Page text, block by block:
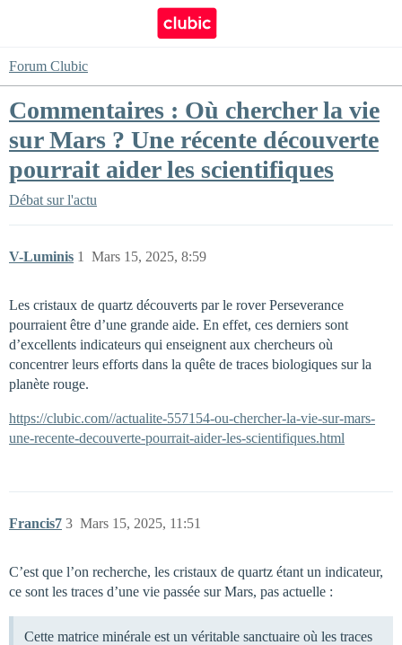
Forum Clubic
Commentaires : Où chercher la vie
sur Mars ? Une récente découverte
pourrait aider les scientifiques
Débat sur l'actu
V-Luminis Mars 15, 2025, 8:59
1
Les cristaux de quartz découverts par le rover Perseverance
pourraient être d’une grande aide. En effet, ces derniers sont
d’excellents indicateurs qui enseignent aux chercheurs où
concentrer leurs efforts dans la quête de traces biologiques sur la
planète rouge.
https://clubic.com//actualite-557154-ou-chercher-la-vie-sur-mars-
une-recente-decouverte-pourrait-aider-les-scientifiques.html
Francis7 Mars 15, 2025, 11:51
3
C’est que l’on recherche, les cristaux de quartz étant un indicateur,
ce sont les traces d’une vie passée sur Mars, pas actuelle :
Cette matrice minérale est un véritable sanctuaire où les traces